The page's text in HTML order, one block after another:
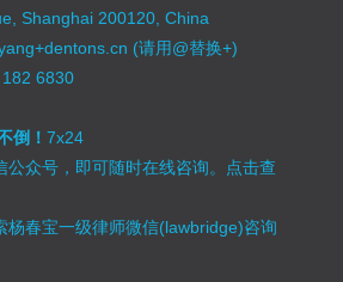
Shanghai 200120, China
(请用@替换+)
6830
倒！7x24
众号，即可随时在线咨询。 点击查
杨春宝一级律师微信(lawbridge)咨询